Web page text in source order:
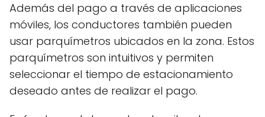
Además del pago a través de aplicaciones
móviles, los conductores también pueden
usar parquímetros ubicados en la zona. Estos
parquímetros son intuitivos y permiten
seleccionar el tiempo de estacionamiento
deseado antes de realizar el pago.